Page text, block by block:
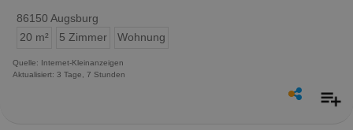
86150 Augsburg
20 m²
5 Zimmer Wohnung
Quelle: Internet-Kleinanzeigen
Aktualisiert: 3 Tage, 7 Stunden